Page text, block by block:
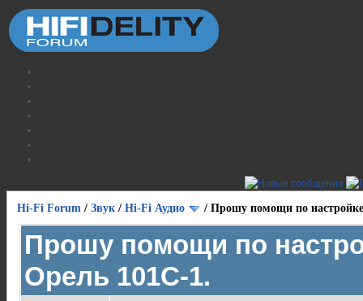
Hi-Fi Forum / Звук / Hi-Fi Аудио / Прошу помощи по
Прошу помощи по
Орель 101С-1.